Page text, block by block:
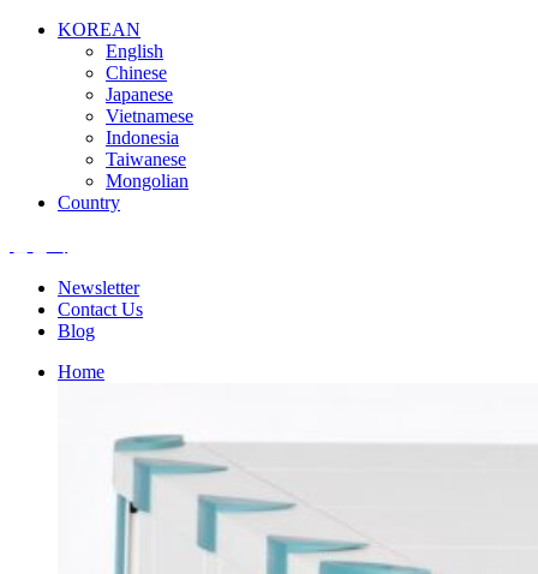
KOREAN
English
Chinese
Japanese
Vietnamese
Indonesia
Taiwanese
Mongolian
Country
Newsletter
Contact Us
Blog
Home